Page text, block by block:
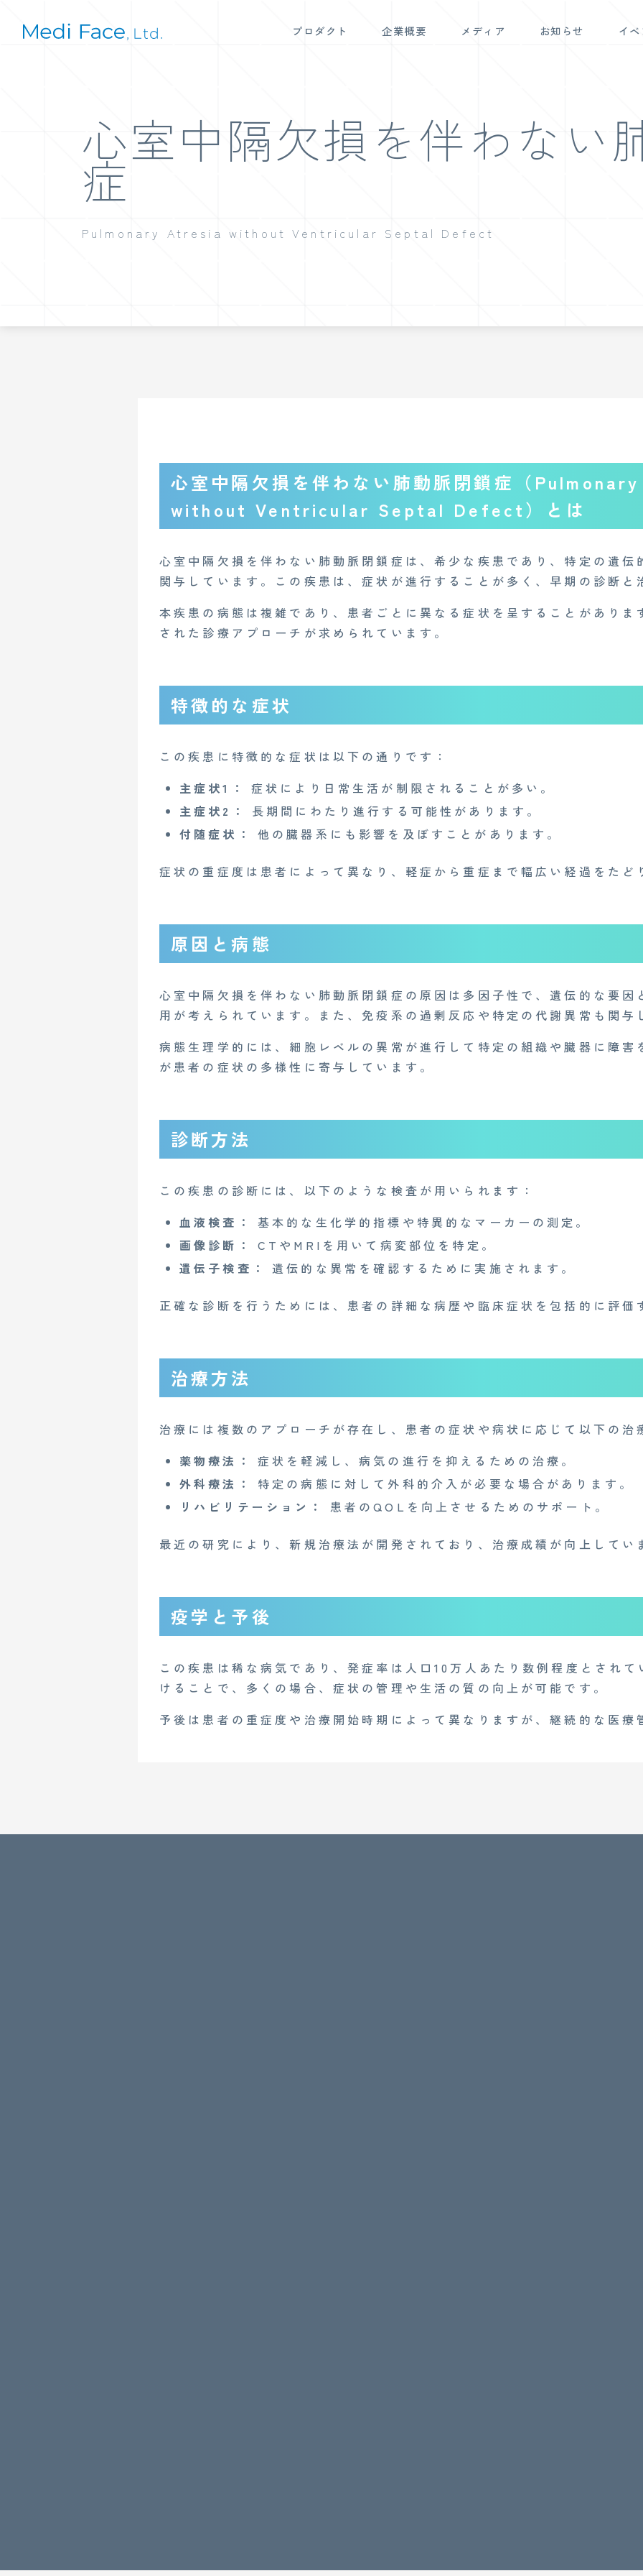
プロダクト 企業概要 メディア お知らせ イ
心室中隔欠損を伴わない
症
Pulmonary Atresia without Ventricular Septal Defect
心室中隔欠損を伴わない肺動脈閉鎖症（
without Ventricular Septal Defect）とは
心室中隔欠損を伴わない肺動脈閉鎖症は、希少な疾患であり、特定の遺
関与しています。この疾患は、症状が進行することが多く、早期の診断と
本疾患の病態は複雑であり、患者ごとに異なる症状を呈することがあり
された診療アプローチが求められています。
特徴的な症状
この疾患に特徴的な症状は以下の通りです：
主症状1：
症状により日常生活が制限されることが多い。
主症状2：
長期間にわたり進行する可能性があります。
付随症状：
他の臓器系にも影響を及ぼすことがあります。
症状の重症度は患者によって異なり、軽症から重症まで幅広い経過をたど
原因と病態
心室中隔欠損を伴わない肺動脈閉鎖症の原因は多因子性で、遺伝的な要
用が考えられています。また、免疫系の過剰反応や特定の代謝異常も関与
病態生理学的には、細胞レベルの異常が進行して特定の組織や臓器に障
が患者の症状の多様性に寄与しています。
診断方法
この疾患の診断には、以下のような検査が用いられます：
血液検査：
基本的な生化学的指標や特異的なマーカーの測定。
画像診断：
CTやMRIを用いて病変部位を特定。
遺伝子検査：
遺伝的な異常を確認するために実施されます。
正確な診断を行うためには、患者の詳細な病歴や臨床症状を包括的に評
治療方法
治療には複数のアプローチが存在し、患者の症状や病状に応じて以下の
薬物療法：
症状を軽減し、病気の進行を抑えるための治療。
外科療法：
特定の病態に対して外科的介入が必要な場合があります。
リハビリテーション：
患者のQOLを向上させるためのサポート。
最近の研究により、新規治療法が開発されており、治療成績が向上してい
疫学と予後
この疾患は稀な病気であり、発症率は人口10万人あたり数例程度とされ
けることで、多くの場合、症状の管理や生活の質の向上が可能です。
予後は患者の重症度や治療開始時期によって異なりますが、継続的な医療
CONTACT
AGAメディア Medi Face Journal お知らせ
情報セキュリティ基本方針
Copyright© 2023 Medi Face, Ltd. All Right Reserved.